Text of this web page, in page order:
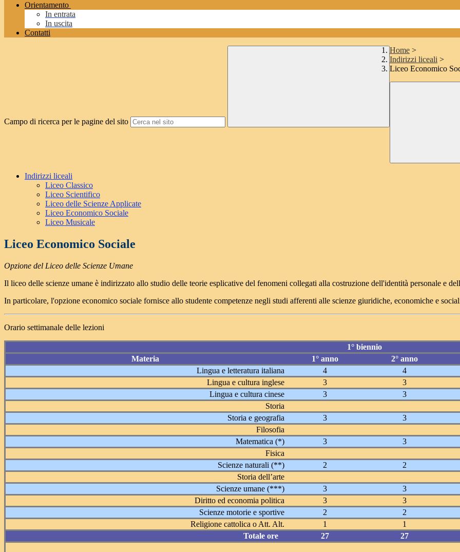
Orientamento
In entrata
In uscita
Contatti
Campo di ricerca per le pagine del sito
Home >
Indirizzi liceali >
Liceo Economico
Indirizzi liceali
Liceo Classico
Liceo Scientifico
Liceo delle Scienze Applicate
Liceo Economico Sociale
Liceo Musicale
Liceo Economico Sociale
Opzione del Liceo delle Scienze Umane
Il liceo delle scienze umane è indirizzato allo studio delle teorie esplicative del fenomeni collegati alla costruzione dell'identità personale e
In particolare, l'opzione economico sociale fornisce allo studente competenze negli studi afferenti alle scienze giuridiche, economiche e
Orario settimanale delle lezioni
1° biennio
Materia
1° anno
2° anno
Lingua e letteratura italiana
4
4
Lingua e cultura inglese
3
3
Lingua e cultura cinese
3
3
Storia
Storia e geografia
3
3
Filosofia
Matematica (*)
3
3
Fisica
Scienze naturali (**)
2
2
Storia dell’arte
Scienze umane (***)
3
3
Diritto ed economia politica
3
3
Scienze motorie e sportive
2
2
Religione cattolica o Att. Alt.
1
1
Totale ore
27 27